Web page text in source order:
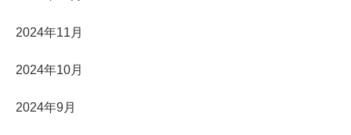
2024年11月
2024年10月
2024年9月